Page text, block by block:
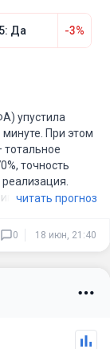
Да -3%
упустила
При этом
тотальное
точность
Аканджи,
ФИФА) сыграла
читать прогноз
0 18 июн, 21:40